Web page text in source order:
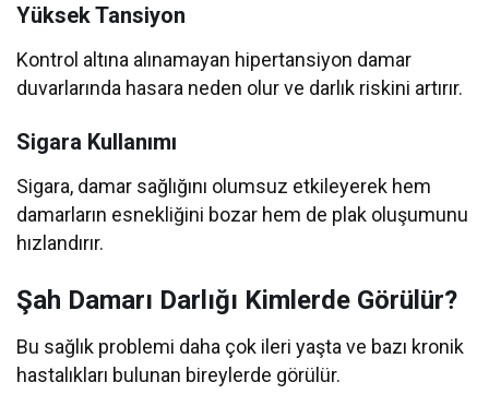
Yüksek Tansiyon
Kontrol altına alınamayan hipertansiyon damar
duvarlarında hasara neden olur ve darlık riskini artırır.
Sigara Kullanımı
Sigara, damar sağlığını olumsuz etkileyerek hem
damarların esnekliğini bozar hem de plak oluşumunu
hızlandırır.
Şah Damarı Darlığı Kimlerde Görülür?
Bu sağlık problemi daha çok ileri yaşta ve bazı kronik
hastalıkları bulunan bireylerde görülür.